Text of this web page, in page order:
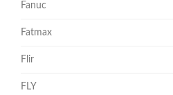
Fanuc
Fatmax
Flir
FLY